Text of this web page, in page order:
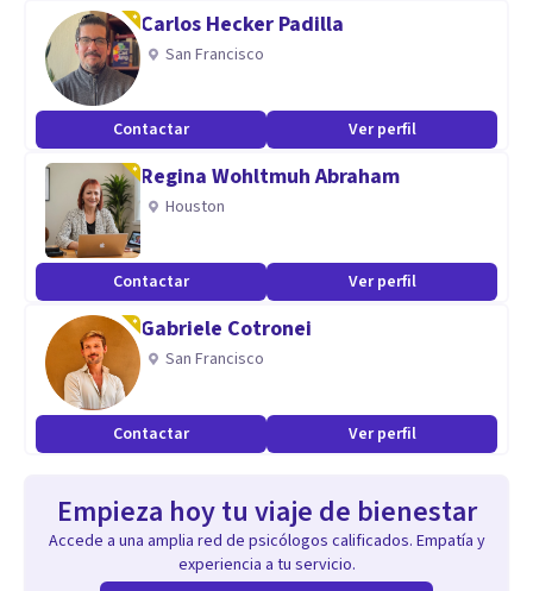
Carlos Hecker Padilla
San Francisco
Contactar Ver perfil
Regina Wohltmuh Abraham
Houston
Contactar Ver perfil
Gabriele Cotronei
San Francisco
Contactar Ver perfil
Empieza hoy tu viaje de bienestar
Accede a una amplia red de psicólogos calificados. Empatía y
experiencia a tu servicio.